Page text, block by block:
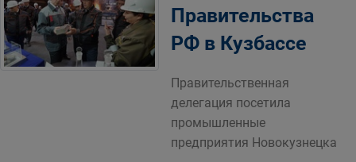
Правительства
РФ в Кузбассе
Правительственная
делегация посетила
промышленные
предприятия Новокузнецка